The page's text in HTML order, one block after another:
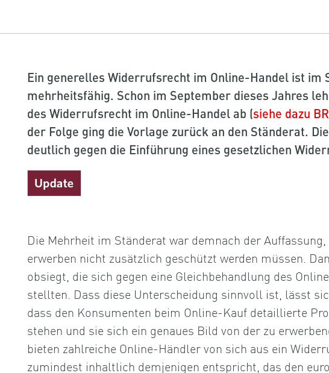
Ein generelles Widerrufsrecht im Online-Handel ist im
mehrheitsfähig. Schon im September dieses Jahres
des Widerrufsrecht im Online-Handel ab (siehe dazu
der Folge ging die Vorlage zurück an den Ständerat.
deutlich gegen die Einführung eines gesetzlichen
Die Mehrheit im Ständerat war demnach der
erwerben nicht zusätzlich geschützt werden müssen.
obsiegt, die sich gegen eine Gleichbehandlung des
stellten. Dass diese Unterscheidung sinnvoll ist, lässt
dass den Konsumenten beim Online-Kauf detaillierte
stehen und sie sich ein genaues Bild von der zu
bieten zahlreiche Online-Händler von sich aus ein
zumindest inhaltlich demjenigen entspricht, das den